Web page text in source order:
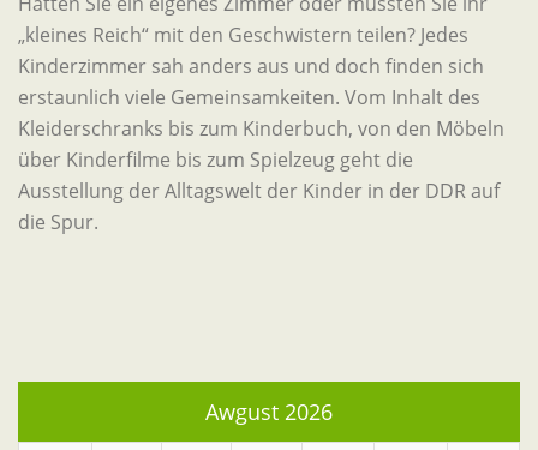
„kleines Reich“ mit den Geschwistern teilen? Jedes
Kinderzimmer sah anders aus und doch finden sich
erstaunlich viele Gemeinsamkeiten. Vom Inhalt des
Kleiderschranks bis zum Kinderbuch, von den Möbeln
über Kinderfilme bis zum Spielzeug geht die
Ausstellung der Alltagswelt der Kinder in der DDR auf
die Spur.
Awgust 2026